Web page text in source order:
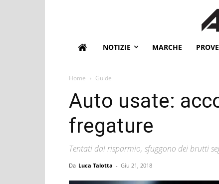
NOTIZIE MARCHE PROVE
Home Guide
Auto usate:
fregature
Tentati dal risparmio, sfuggono dei brutti
Da Luca Talotta - Giu 21, 2018